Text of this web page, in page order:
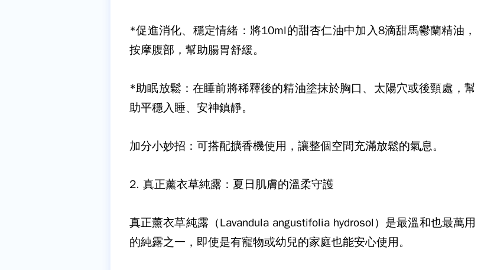
*促進消化、穩定情緒：將10ml的甜杏仁油中加入8滴甜馬鬱蘭精油，
按摩腹部，幫助腸胃舒緩。
*助眠放鬆：在睡前將稀釋後的精油塗抹於胸口、太陽穴或後頸處，幫
助平穩入睡、安神鎮靜。
加分小妙招：可搭配擴香機使用，讓整個空間充滿放鬆的氣息。
2. 真正薰衣草純露：夏日肌膚的溫柔守護
真正薰衣草純露（Lavandula angustifolia hydrosol ）是最溫和也最萬用
的純露之一，即使是有寵物或幼兒的家庭也能安心使用。